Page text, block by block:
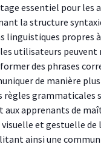
essentiel pour les
la structure
linguistiques propres
utilisateurs peuvent
des phrases
de manière
règles grammaticales
apprenants de
et gestuelle de
ainsi une